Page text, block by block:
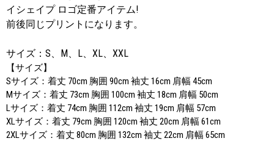
イシェイプ ロゴ定番アイテム!
前後同じプリントになります。
サイズ：S、M、 L、 XL、XXL
【サイズ】
Sサイズ：着丈 70cm 胸囲 90cm 袖丈 16cm 肩幅 45cm
Mサイズ：着丈 73cm 胸囲 100cm 袖丈 18cm 肩幅 50cm
Lサイズ：着丈 74cm 胸囲 112cm 袖丈 19cm 肩幅 57cm
XLサイズ：着丈 79cm 胸囲 120cm 袖丈 20cm 肩幅 61cm
2XLサイズ：着丈 80cm 胸囲 132cm 袖丈 22cm 肩幅 65cm